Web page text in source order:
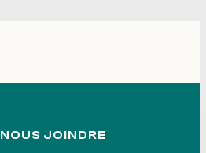
NOUS JOINDRE